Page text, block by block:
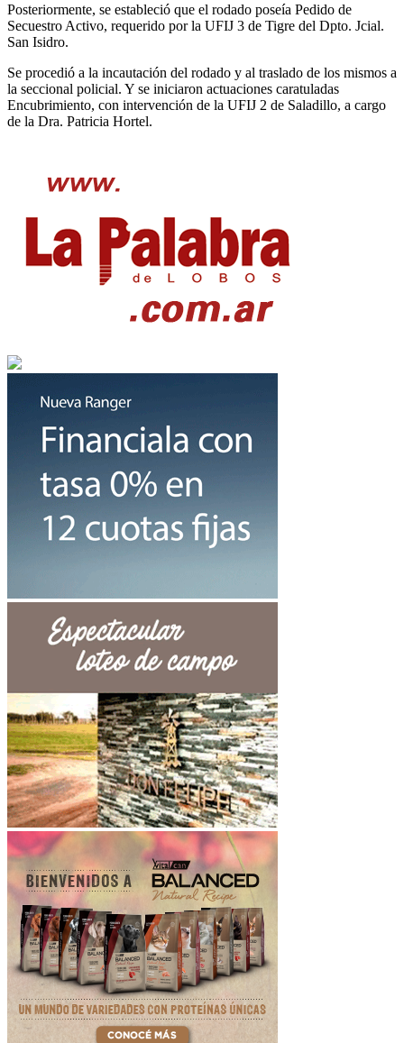
Posteriormente, se estableció que el rodado poseía Pedido de
Secuestro Activo, requerido por la UFIJ 3 de Tigre del Dpto. Jcial.
San Isidro.
Se procedió a la incautación del rodado y al traslado de los mismos a
la seccional policial. Y se iniciaron actuaciones caratuladas
Encubrimiento, con intervención de la UFIJ 2 de Saladillo, a cargo
de la Dra. Patricia Hortel.